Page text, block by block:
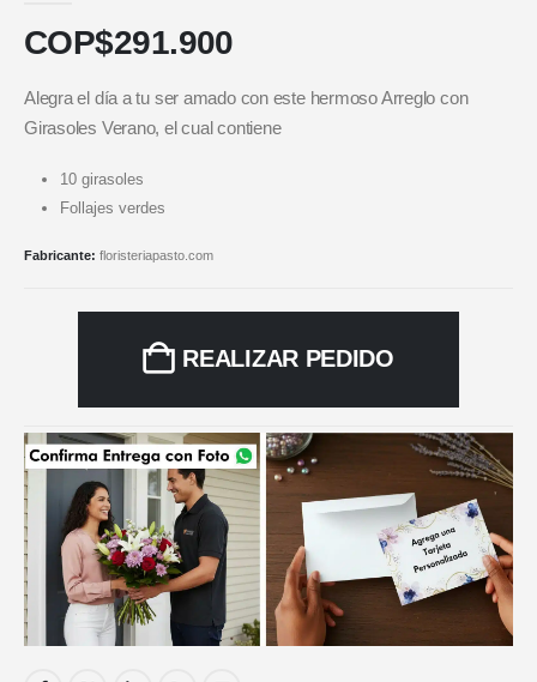
COP$291.900
Alegra el día a tu ser amado con este hermoso Arreglo con
Girasoles Verano, el cual contiene
10 girasoles
Follajes verdes
Fabricante: floristeriapasto.com
REALIZAR PEDIDO